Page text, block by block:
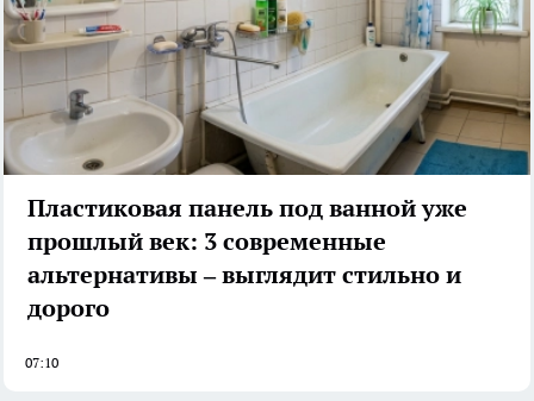
Пластиковая панель под ванной уже
прошлый век: 3 современные
альтернативы – выглядит стильно и
дорого
07:10